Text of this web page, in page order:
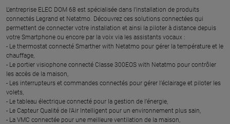
L’entreprise ELEC DOM 68 est spécialisée dans l’installation de produits
connectés Legrand et Netatmo. Découvrez ces solutions connectées qui
permettent de connecter votre installation et ainsi la piloter à distance depuis
votre Smartphone ou encore par la voix via les assistants vocaux :
- Le thermostat connecté Smarther with Netatmo pour gérer la température et le
chauffage,
- Le portier visiophone connecté Classe 300EOS with Netatmo pour contrôler
les accès de la maison,
- Les interrupteurs et commandes connectés pour gérer l’éclairage et piloter les
volets,
- Le tableau électrique connecté pour la gestion de l’énergie,
- Le Capteur Qualité de l’Air Intelligent pour un environnement plus sain,
- La VMC connectée pour une meilleure ventilation de la maison,